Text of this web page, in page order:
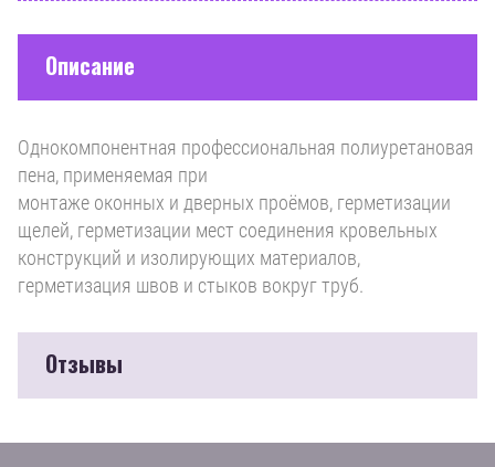
Описание
Однокомпонентная профессиональная полиуретановая
пена, применяемая при
монтаже оконных и дверных проёмов, герметизации
щелей, герметизации мест соединения кровельных
конструкций и изолирующих материалов,
герметизация швов и стыков вокруг труб.
Отзывы